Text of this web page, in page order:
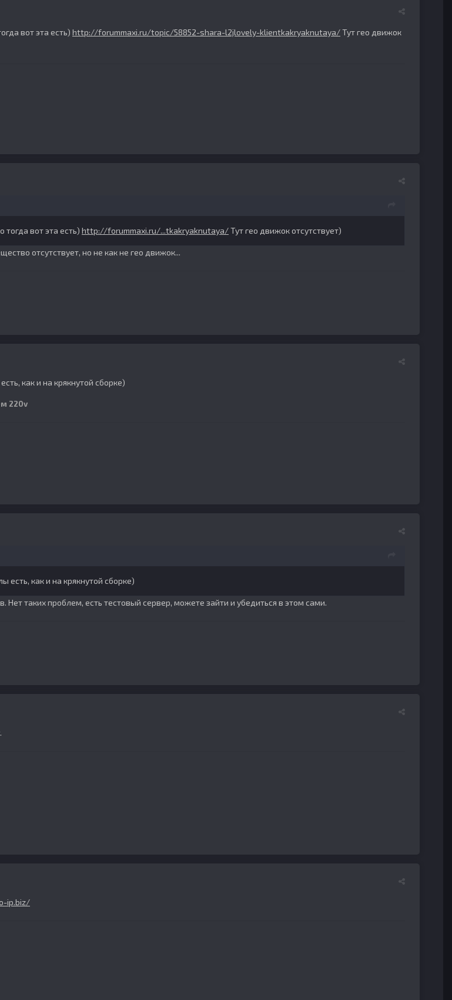
вот эта есть) http://forummaxi.ru/topic/58852-shara-l2jlovely-klientkakryaknutaya/Тут гео движок
тогда вот эта есть) http://forummaxi.ru/...tkakryaknutaya/Тут гео движок отсутствует)
отсутствует, но не как не гео движок...
как и на крякнутой сборке)
220v
есть, как и на крякнутой сборке)
Нет таких проблем, есть тестовый сервер, можете зайти и убедиться в этом сами.
ip.biz/